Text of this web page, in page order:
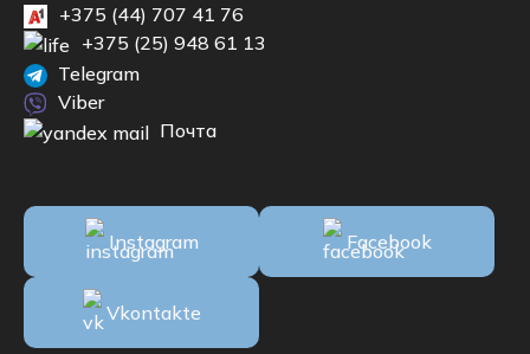
+375 (44) 707 41 76
+375 (25) 948 61 13
Telegram
Viber
Почта
Instagram Facebook
Vkontakte